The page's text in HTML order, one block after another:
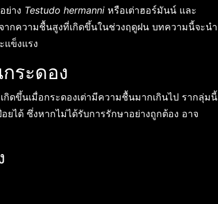
ย่าง Testudo hermanni หรือเต่าฮอร์มันน์ และ
ากความชื้นสูงที่เกิดขึ้นในช่วงฤดูฝน บทความนี้จะนำ
แข็งแรง
ระดอง
กิดขึ้นเมื่อกระดองเต่ามีความชื้นมากเกินไป รากลุ่มนี้
ยได้ ซึ่งหากไม่ได้รับการรักษาอย่างถูกต้อง อาจ